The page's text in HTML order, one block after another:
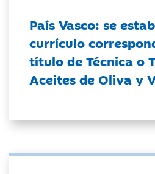
País Vasco: se
currículo
título de Técnica o
Aceites de Oliva y